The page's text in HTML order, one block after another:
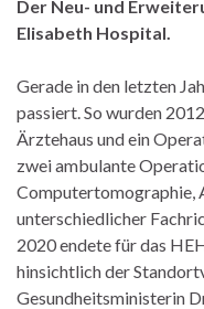
Der Neu- und
Elisabeth Hospital.
Gerade in den letzten
passiert. So wurden
Ärztehaus und ein
zwei ambulante
Computertomographie,
unterschiedlicher
2020 endete für das
hinsichtlich der
Gesundheitsministerin